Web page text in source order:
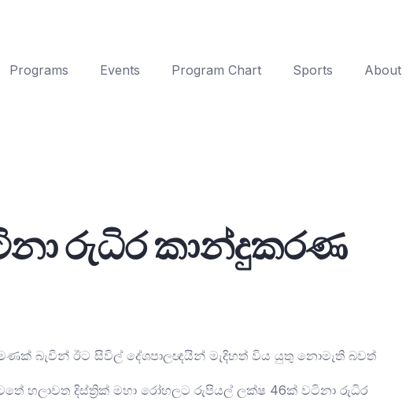
Programs Events Program Chart Sports About
රුධිර කාන්දුකරණ
බැවින් ඊට සිවිල් දේශපාලඥයින් මැදිහත් විය යුතු නොමැති බවත්
හලාවත දිස්ත්‍රික් මහා රෝහලට රුපියල් ලක්ෂ 46ක් වටිනා රුධිර